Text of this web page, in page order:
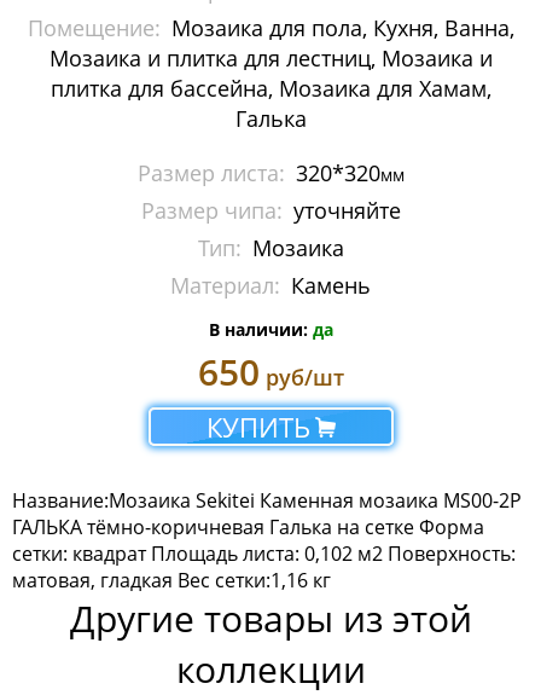
Мозаика Imagine Mosaic
Мозаика Irida
Мозаика Mir Mosaic
Мозаика NSmosaic
Мозаика Orro Mosaic
Мозаика Rose Mosaic
Мозаика Sekitei
Мозаика Tonomosaic
Мозаика Опера Декора
Россия
Помещение: Мозаика для пола, Кухня, Ванна,
Мозаика и плитка для лестниц, Мозаика и
плитка для бассейна, Мозаика для Хамам,
Галька
Размер листа: 320*320мм
Размер чипа: уточняйте
Тип: Мозаика
Материал: Камень
В наличии: да
650 руб/шт
КУПИТЬ
Название:Мозаика Sekitei Каменная мозаика MS00-2P
ГАЛЬКА тёмно-коричневая Галька на сетке Форма
сетки: квадрат Площадь листа: 0,102 м2 Поверхность:
матовая, гладкая Вес сетки:1,16 кг
Другие товары из этой
коллекции